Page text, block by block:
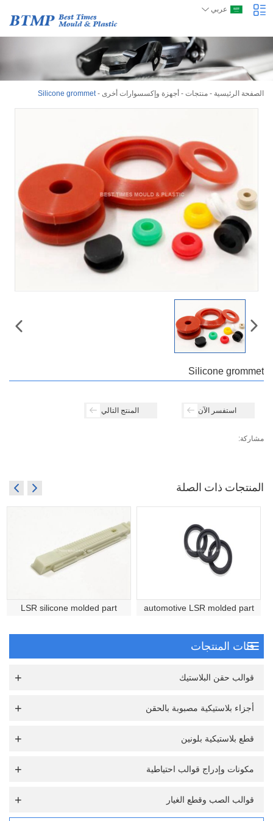
عربي
الصفحة الرئيسية - منتجات - أجهزة وإكسسوارات أخرى -
Silicone grommet
Silicone grommet
استفسر الآن المنتج التالي
مشاركة:
المنتجات ذات الصلة
LSR silicone molded part automotive LSR molded part
فئات المنتجات
قوالب حقن البلاستيك
أجزاء بلاستيكية مصبوبة بالحقن
قطع بلاستيكية بلونين
مكونات وإدراج قوالب احتياطية
قوالب الصب وقطع الغيار